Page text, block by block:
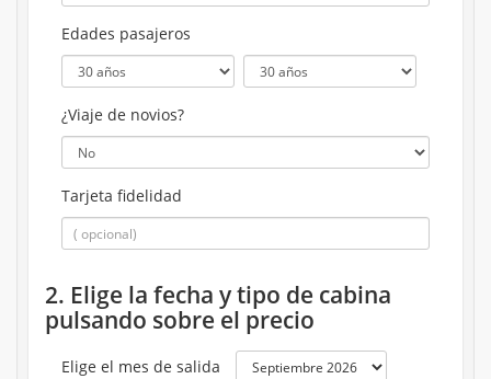
Edades pasajeros
¿Viaje de novios?
Tarjeta fidelidad
2. Elige la fecha y tipo de cabina
pulsando sobre el precio
Elige el mes de salida